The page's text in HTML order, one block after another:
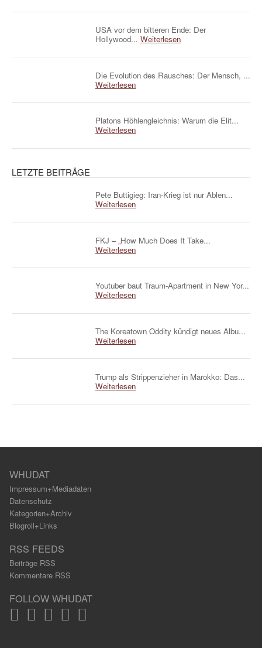
USA vor dem bitteren Ende: Der
Hollywood... Weiterlesen
Die Evolution des Rausches: Der Mensch, ...
Weiterlesen
Platons Höhlengleichnis: Warum die Elit...
Weiterlesen
LETZTE BEITRÄGE
Pete Buttigieg: Iran-Krieg ist nur Ablen...
Weiterlesen
FKJ – „How Much Does It Take...
Weiterlesen
Youtuber baut Traum-Apartment in New Yor...
Weiterlesen
The Koreatown Oddity kündigt neues Albu...
Weiterlesen
Trump als Strippenzieher in Marokko: Das...
Weiterlesen
WHUDAT
Impressum+Mediadaten
Datenschutz
Kategorien+Archiv
Blogroll+Links
RSS FEEDS
Beiträge RSS
Kommentare RSS
FOLLOW WHUDAT